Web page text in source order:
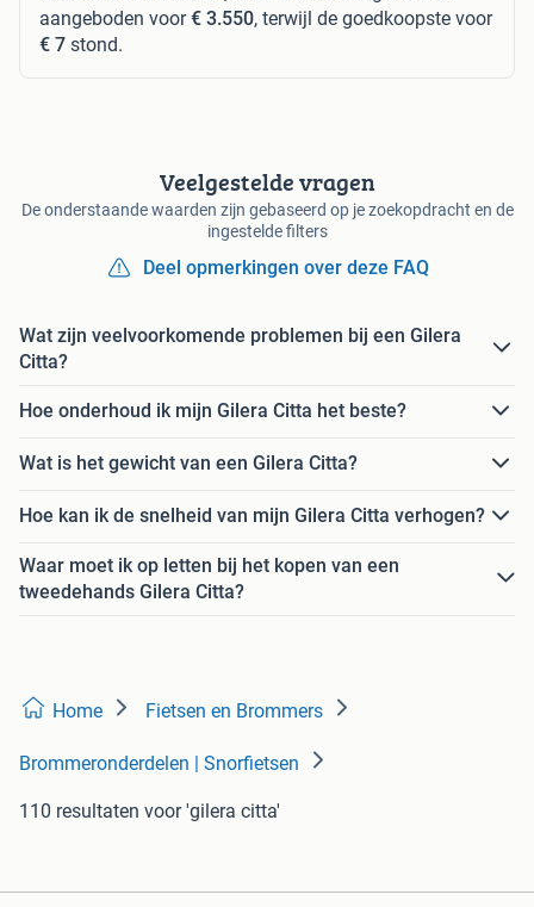
aangeboden voor€ 3.550, terwijl de goedkoopste voor
€ 7 stond.
Veelgestelde vragen
De onderstaande waarden zijn gebaseerd op je zoekopdracht en de
ingestelde filters
Deel opmerkingen over deze FAQ
Wat zijn veelvoorkomende problemen bij een Gilera
Citta?
Hoe onderhoud ik mijn Gilera Citta het beste?
Wat is het gewicht van een Gilera Citta?
Hoe kan ik de snelheid van mijn Gilera Citta verhogen?
Waar moet ik op letten bij het kopen van een
tweedehands Gilera Citta?
Home Fietsen en Brommers
Brommeronderdelen | Snorfietsen
110 resultaten voor 'gilera citta'